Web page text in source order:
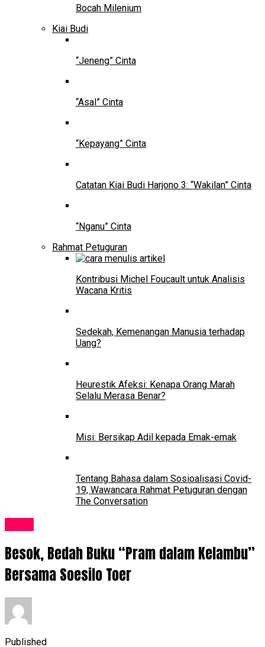
Bocah Milenium
Kiai Budi
“Jeneng” Cinta
“Asal” Cinta
“Kepayang” Cinta
Catatan Kiai Budi Harjono 3: “Wakilan” Cinta
“Nganu” Cinta
Rahmat Petuguran
Kontribusi Michel Foucault untuk Analisis
Wacana Kritis
Sedekah, Kemenangan Manusia terhadap
Uang?
Heurestik Afeksi: Kenapa Orang Marah
Selalu Merasa Benar?
Misi: Bersikap Adil kepada Emak-emak
Tentang Bahasa dalam Sosioalisasi Covid-
19, Wawancara Rahmat Petuguran dengan
The Conversation
Besok, Bedah Buku “Pram dalam Kelambu”
Bersama Soesilo Toer
Published